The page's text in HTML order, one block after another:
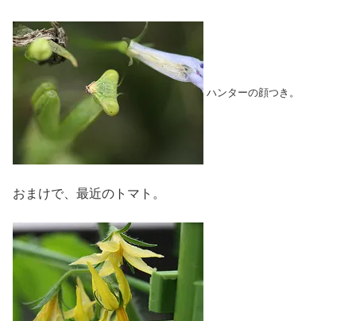
ハンターの顔つき。
おまけで、最近のトマト。